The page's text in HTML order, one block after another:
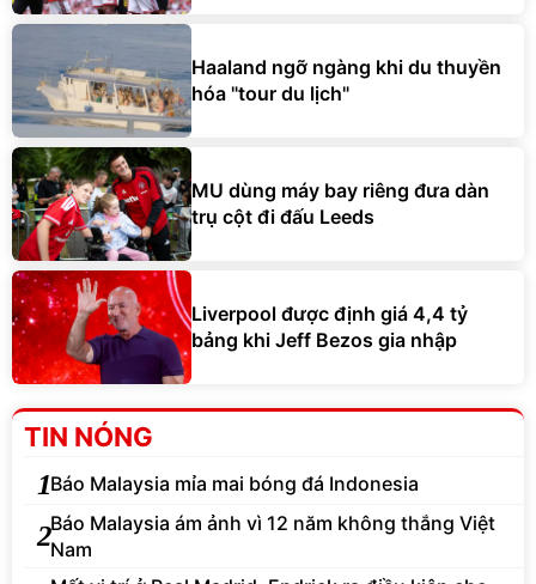
Haaland ngỡ ngàng khi du thuyền
hóa "tour du lịch"
MU dùng máy bay riêng đưa dàn
trụ cột đi đấu Leeds
Liverpool được định giá 4,4 tỷ
bảng khi Jeff Bezos gia nhập
TIN NÓNG
1Báo Malaysia mỉa mai bóng đá Indonesia
2Báo Malaysia ám ảnh vì 12 năm không thắng Việt
Nam